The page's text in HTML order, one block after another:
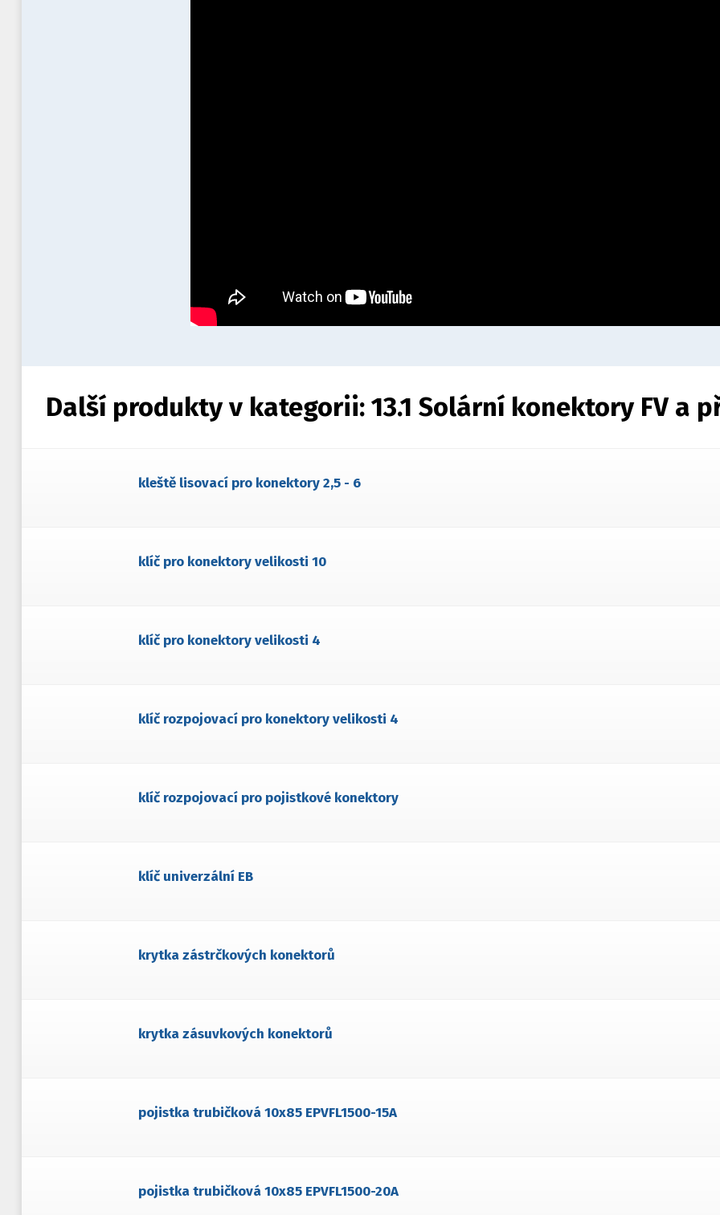
Další produkty v kategorii: 13.1 Solární konektory FV a
kleště lisovací pro konektory 2,5 - 6
klíč pro konektory velikosti 10
klíč pro konektory velikosti 4
klíč rozpojovací pro konektory velikosti 4
klíč rozpojovací pro pojistkové konektory
klíč univerzální EB
krytka zástrčkových konektorů
krytka zásuvkových konektorů
pojistka trubičková 10x85 EPVFL1500-15A
pojistka trubičková 10x85 EPVFL1500-20A